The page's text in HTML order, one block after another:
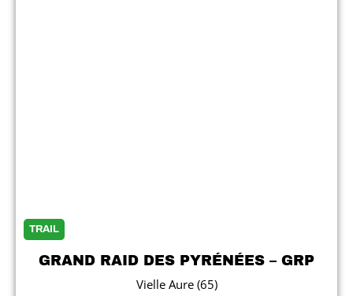
TRAIL
GRAND RAID DES PYRÉNÉES – GRP
Vielle Aure (65)